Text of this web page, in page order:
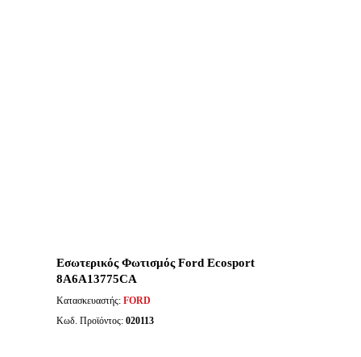
Εσωτερικός Φωτισμός Ford Ecosport
8A6A13775CA
Κατασκευαστής: FORD
Κωδ. Προϊόντος: 020113